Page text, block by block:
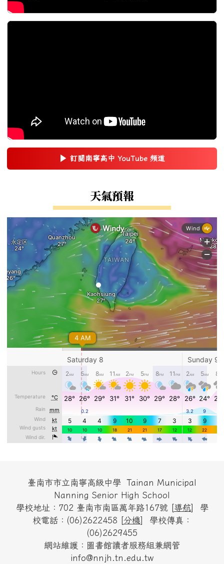
▶ 訂閱南寧高中 YouTube 頻道
(另開新視窗)
天氣預報
頁尾區域內容
臺南市市立南寧高級中學 Tainan Municipal
Nanning Senior High School
學校地址：702 臺南市南區萬年路167號 [導航] 學
校電話：(06)2622458 [分機] 學校傳真：
(06)2629455
網站維護：圖書館讀者服務組兼網管
info@nnjh.tn.edu.tw